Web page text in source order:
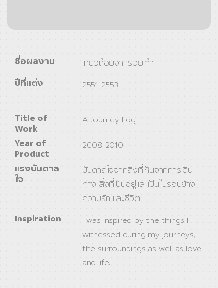
ชื่อผลงาน เกี่ยวถ้อยจากรอยเท้า
ปีที่แต่ง 2551-2553
Title of
Work
A Journey Log
Year of
Product
2008-2010
แรงบันดาล
ใจ
บันดาลใจจากสิ่งที่เห็นจากการเดิน
ทาง สิ่งที่เป็นอยู่และเป็นไปรอบข้าง
ความรัก และชีวิต
Inspiration
I was inspired by the things I
witnessed during my journeys,
the surroundings as well as love
and life.